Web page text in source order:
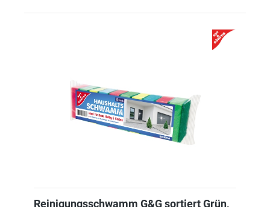
Reinigungsschwamm G&G sortiert Grün,